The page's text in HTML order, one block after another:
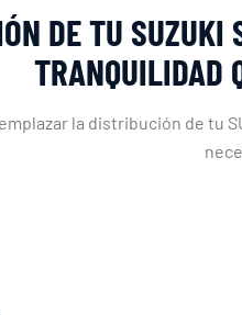
DE TU SUZUKI
TRANQUILIDAD
la distribución de tu